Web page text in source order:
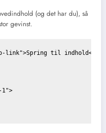
(og det har du), så
gevinst.
link">Spring til indhold</a>
1">